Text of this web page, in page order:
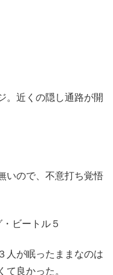
。近くの隠し通路が開
いので、不意打ち覚悟
ビートル５
人が眠ったままなのは
て良かった。